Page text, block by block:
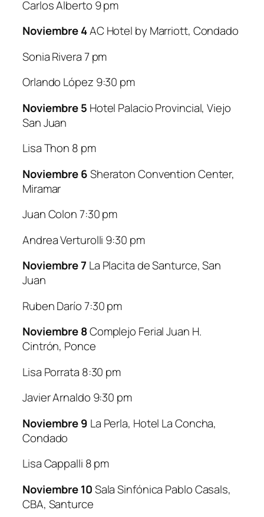
Carlos Alberto 9 pm
Noviembre 4AC Hotel by Marriott, Condado
Sonia Rivera 7 pm
Orlando López 9:30 pm
Noviembre 5 Hotel Palacio Provincial, Viejo
San Juan
Lisa Thon 8 pm
Noviembre 6Sheraton Convention Center,
Miramar
Juan Colon 7:30 pm
Andrea Verturolli 9:30 pm
Noviembre 7 La Placita de Santurce, San
Juan
Ruben Darío 7:30 pm
Noviembre 8Complejo Ferial Juan H.
Cintrón, Ponce
Lisa Porrata 8:30 pm
Javier Arnaldo 9:30 pm
Noviembre 9 La Perla, Hotel La Concha,
Condado
Lisa Cappalli 8 pm
Noviembre 10Sala Sinfónica Pablo Casals,
CBA, Santurce